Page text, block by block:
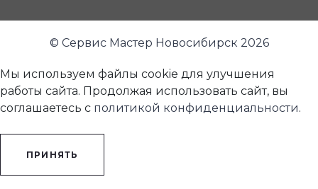
© Сервис Мастер Новосибирск 2026
Мы используем файлы cookie для улучшения
работы сайта. Продолжая использовать сайт, вы
соглашаетесь с политикой конфиденциальности.
ПРИНЯТЬ